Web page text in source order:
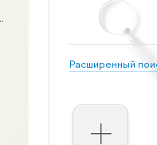
Расширенный